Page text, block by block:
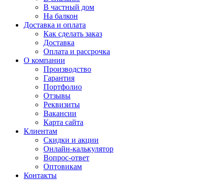
В частный дом
На балкон
Доставка и оплата
Как сделать заказ
Доставка
Оплата и рассрочка
О компании
Производство
Гарантия
Портфолио
Отзывы
Реквизиты
Вакансии
Карта сайта
Клиентам
Скидки и акции
Онлайн-калькулятор
Вопрос-ответ
Оптовикам
Контакты